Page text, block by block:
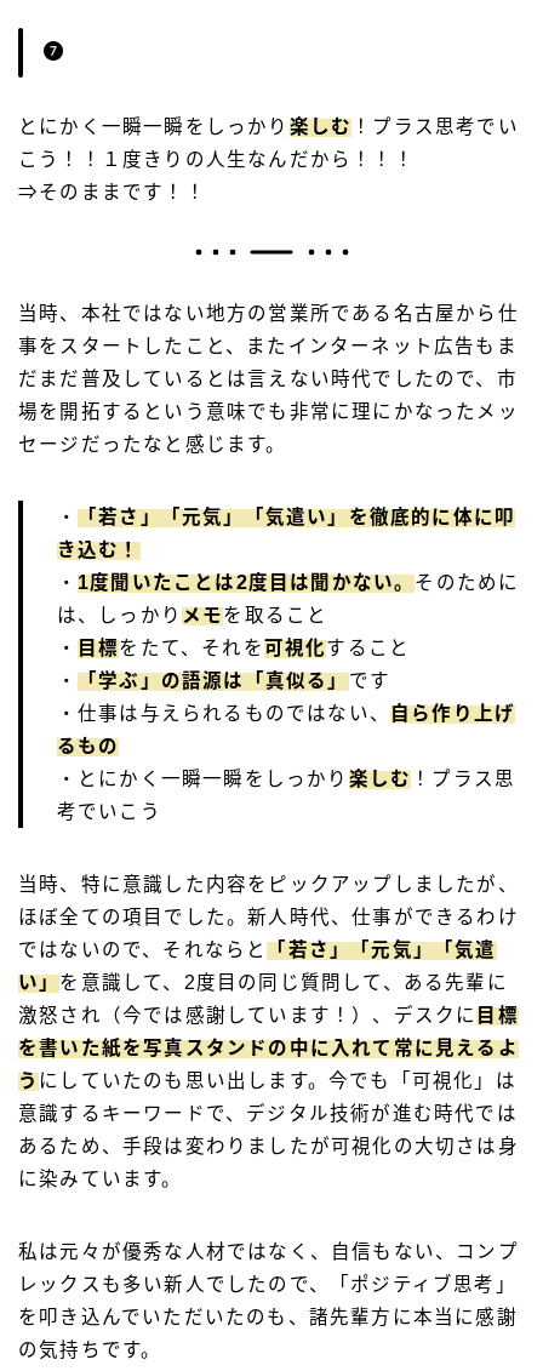
とにかく一瞬一瞬をしっかり 楽しむ ！プラス思考でい
こう！！１度きりの人生なんだから！！！
⇒そのままです！！
当時、本社ではない地方の営業所である名古屋から仕
事をスタートしたこと、またインターネット広告もま
だまだ普及しているとは言えない時代でしたので、市
場を開拓するという意味でも非常に理にかなったメッ
セージだったなと感じます。
・ 「若さ」「元気」「気遣い」 を徹底的に体に叩
き込む！
・ 1度聞いたことは2度目は聞かない。 そのために
は、しっかり メモを取ること
・
目標をたて、それを可視化すること
・
「学ぶ」の語源は「真似る」 です
・仕事は与えられるものではない、
自ら作り上げ
るもの
・とにかく一瞬一瞬をしっかり 楽しむ ！プラス思
考でいこう
当時、特に意識した内容をピックアップしましたが、
ほぼ全ての項目でした。新人時代、仕事ができるわけ
ではないので、それならと
「若さ」「元気」「気遣
い」 を意識して、2度目の同じ質問して、ある先輩に
激怒され（今では感謝しています！）、デスクに 目標
を書いた紙を写真スタンドの中に入れて常に見えるよ
う にしていたのも思い出します。今でも「可視化」は
意識するキーワードで、デジタル技術が進む時代では
あるため、手段は変わりましたが可視化の大切さは身
に染みています。
私は元々が優秀な人材ではなく、自信もない、コンプ
レックスも多い新人でしたので、「ポジティブ思考」
を叩き込んでいただいたのも、諸先輩方に本当に感謝
の気持ちです。